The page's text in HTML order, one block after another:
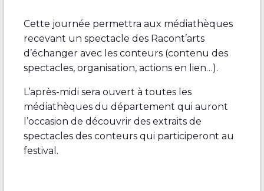
Cette journée permettra aux médiathèques
recevant un spectacle des Racont’arts
d’échanger avec les conteurs (contenu des
spectacles, organisation, actions en lien…).
L’après-midi sera ouvert à toutes les
médiathèques du département qui auront
l’occasion de découvrir des extraits de
spectacles des conteurs qui participeront au
festival.